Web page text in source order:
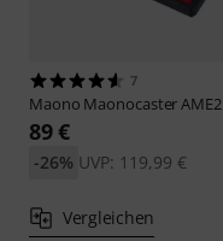
7
Maono Maonocaster AME2
89 €
UVP: 119,99 €
-26%
Vergleichen